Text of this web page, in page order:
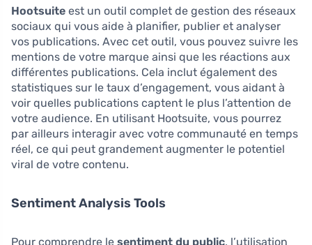
Hootsuite est un outil complet de gestion des réseaux
sociaux qui vous aide à planifier, publier et analyser
vos publications. Avec cet outil, vous pouvez suivre les
mentions de votre marque ainsi que les réactions aux
différentes publications. Cela inclut également des
statistiques sur le taux d’engagement, vous aidant à
voir quelles publications captent le plus l’attention de
votre audience. En utilisant Hootsuite, vous pourrez
par ailleurs interagir avec votre communauté en temps
réel, ce qui peut grandement augmenter le potentiel
viral de votre contenu.
Sentiment Analysis Tools
Pour comprendre le sentiment du public, l’utilisation